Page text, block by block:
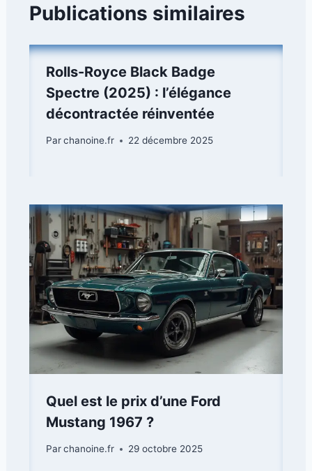
Publications similaires
Rolls-Royce Black Badge
Spectre (2025) : l’élégance
décontractée réinventée
Parchanoine.fr 22 décembre 2025
Quel est le prix d’une Ford
Mustang 1967 ?
Parchanoine.fr 29 octobre 2025